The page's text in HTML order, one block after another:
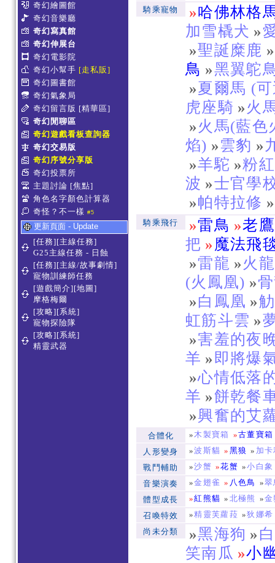
奇幻繪圖館
奇幻音樂廳
奇幻寫真館
奇幻伸展台
奇幻電影院
奇幻小幫手 [走私販]
奇幻圖書館
奇幻氣象局
奇幻留言版 [精華區]
奇幻閒聊區
奇幻遊戲看板查詢器
奇幻交易版
奇幻序號分享版
奇幻投票所
主題討論 [焦點]
角色名字顏色計算器
奇怪？不一樣 #5
更新頁面 - Update
[任務][主線任務]
G25主線任務 - 日蝕
[任務][主線/故事劇情]
寵物訓練師任務
[遊戲簡介][地圖]
摩格梅爾
[攻略][系統]
寵物探險隊
[攻略][系統]
精靈武器
騎乘寵物
»哈佛林格
加雪橇犬 »
»聖誕糜鹿 »
鳥 »黑翼鴕
»夏爾馬 (
虎座騎 »火
»火馬(藍色
焰) »雲豹 »
»羊駝 »粉
波 »士官學
»帕特拉修 »
騎乘飛行 »雷鳥 »老鷹
把 »魔法飛
»雷龍 »火龍
(火鳳凰) »
»白鳳凰 »
虹筋斗雲 »
»害羞的夜
羊 » 即將爆
»心情低落
羊 »餅乾餐
»興奮的艾
合體化 »木製寶箱 »古董寶箱
人形變身
»波斯貓 » 黑狼 » 加
戰鬥輔助
»沙蟹 »花蟹 »小白象
音樂演奏
»金翅雀 » 八色鳥 »翠
體型成長
»紅熊貓 » 北極熊 »金
召喚特效
»精靈芙蘿菈 »狄娜希
尚未分類
»黑海狗 »
笑南瓜 »小